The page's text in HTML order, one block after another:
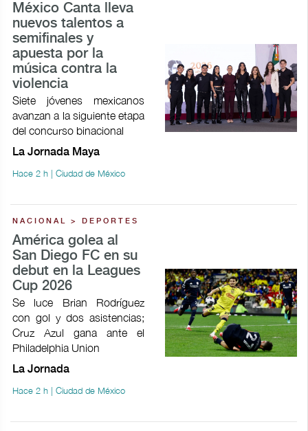
México Canta lleva
nuevos talentos a
semifinales y
apuesta por la
música contra la
violencia
Siete jóvenes mexicanos
avanzan a la siguiente etapa
del concurso binacional
La Jornada Maya
Hace 2 h | Ciudad de México
NACIONAL > DEPORTES
América golea al
San Diego FC en su
debut en la Leagues
Cup 2026
Se luce Brian Rodríguez
con gol y dos asistencias;
Cruz Azul gana ante el
Philadelphia Union
La Jornada
Hace 2 h | Ciudad de México